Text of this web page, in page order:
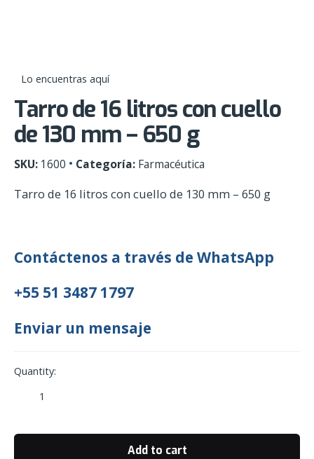
Lo encuentras aquí
Tarro de 16 litros con cuello
de 130 mm – 650 g
SKU: 1600 Categoría: Farmacéutica
Tarro de 16 litros con cuello de 130 mm – 650 g
Contáctenos a través de WhatsApp
+55 51 3487 1797
Enviar un mensaje
Quantity:
litros
Add to cart